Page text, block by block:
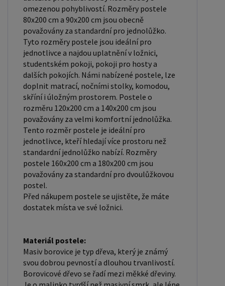
zdravotní problémy, které můžete mít. Laťkový
rošt ZDARMA: Laťkový rošt je ideální volbou pro ty,
kteří hledají kvalitní, pohodlný a cenově dostupný
podklad pod matraci. Laťkový rošt se skládá z
dřevěných lišt, které jsou spojeny textilií. Rošt
poskytuje dobrou podporu těla, cirkulaci vzduchu a
odvádění vlhkosti. Rošt postele je tvořen 12
příčkami, které jsou spojeny textilií, příčky roštu
jsou z masivu borovice. Mezery mezi příčkami jsou
cca 11 cm. Zpracování - lakovaná postel: Lakované
postele jsou oblíbené pro svůj elegantní vzhled a
odolnost. Lakovaný povrch je hladký, snadno se
čistí a je odolný vůči poškrábání a opotřebení.
Máte zájem o velkoobchodní spolupráci? Nebo
chcete získat zajímavou cenovou nabídku na větší
množství našich produktů? Obchodníkům a
velkoobchodní ceny. Zašlete poptávku na
ondera@seznam.cz, velice rádi se Vám budeme
věnovat. Popřípadě se zaregistrujte se ( "
UŽIVATEL " - v horní liště ), vyplníte osobní údaje a
omezenou pohyblivostí. Rozměry postele
80x200 cm a 90x200 cm jsou obecně
považovány za standardní pro jednolůžko.
Tyto rozměry postele jsou ideální pro
jednotlivce a najdou uplatnění v ložnici,
studentském pokoji, pokoji pro hosty a
dalších pokojích. Námi nabízené postele, lze
doplnit matrací, nočními stolky, komodou,
skříní i úložným prostorem. Postele o
rozměru 120x200 cm a 140x200 cm jsou
považovány za velmi komfortní jednolůžka.
Tento rozměr postele je ideální pro
jednotlivce, kteří hledají více prostoru než
standardní jednolůžko nabízí. Rozměry
postele 160x200 cm a 180x200 cm jsou
považovány za standardní pro dvoulůžkovou
postel.
Před nákupem postele se ujistěte, že máte
dostatek místa ve své ložnici.
Materiál postele:
Masiv borovice je typ dřeva, který je známý
svou dobrou pevností a dlouhou trvanlivostí.
Borovicové dřevo se řadí mezi měkké dřeviny.